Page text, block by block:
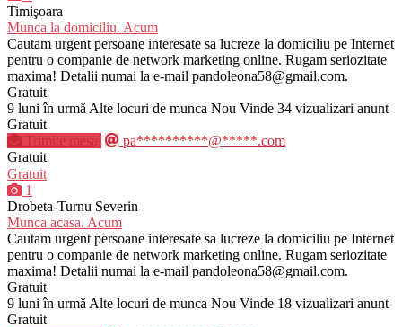
Timişoara
Munca la domiciliu. Acum
Cautam urgent persoane interesate sa lucreze la domiciliu pe Internet
pentru o companie de network marketing online. Rugam seriozitate
maxima! Detalii numai la e-mail pandoleona58@gmail.com.
Gratuit
9 luni în urmă Alte locuri de munca Nou Vinde 34 vizualizari anunt
Gratuit
Trimite mesaj
pa**********@*****.com
Gratuit
Gratuit
1
Drobeta-Turnu Severin
Munca acasa. Acum
Cautam urgent persoane interesate sa lucreze la domiciliu pe Internet
pentru o companie de network marketing online. Rugam seriozitate
maxima! Detalii numai la e-mail pandoleona58@gmail.com.
Gratuit
9 luni în urmă Alte locuri de munca Nou Vinde 18 vizualizari anunt
Gratuit